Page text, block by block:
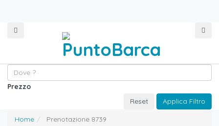
Prezzo
Reset
Applica Filtro
Home Prenotazione 8739